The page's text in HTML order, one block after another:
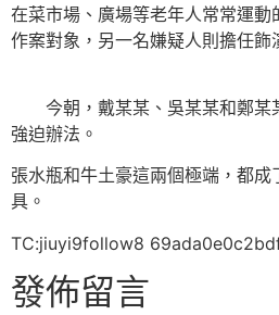
在菜市場、廣場等老年人常常運動
作案對象，另一名嫌疑人則擔任飾
今朝，戴某某、吳某某和鄭某
強迫辦法。
張水瓶和牛土豪這兩個極端，都
具。
TC:jiuyi9follow8
發佈留言